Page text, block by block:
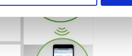
nutzt. Sie können Ihre
ändern oder widerrufen
bis auf einige Meter genau